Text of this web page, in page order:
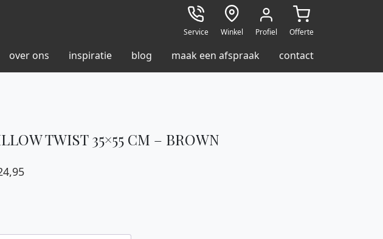
Service Winkel Profiel Offerte
over ons inspiratie blog maak een afspraak contact
TWIST 35×55 CM – BROWN